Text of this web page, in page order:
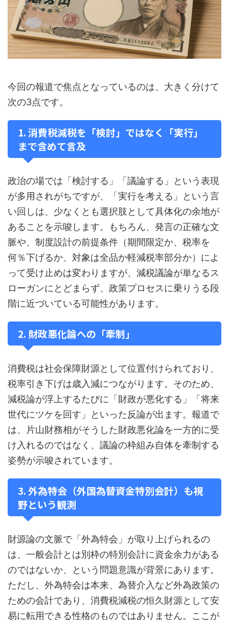
今回の報道で焦点となっているのは、大きく分けて
次の3点です。
1. 消費税減税を「検討」ではなく「実行」
まで含めて言及
政治の場では「検討する」「議論する」という表現
が多用されがちですが、「実行を考える」という言
い回しは、少なくとも選択肢として具体化の余地が
あることを示唆します。もちろん、発言の正確な文
脈や、制度設計の前提条件（期間限定か、税率を
何％下げるか、対象は全品か軽減税率部分か）によ
って受け止めは変わりますが、減税議論が単なるス
ローガンにとどまらず、政策プロセスに乗りうる段
階に近づいている可能性があります。
2. 財政悪化論への「牽制」
消費税は社会保障財源として位置付けられており、
税率引き下げは歳入減につながります。そのため、
減税論が浮上するたびに「財政が悪化する」「将来
世代にツケを回す」といった反論が出ます。報道で
は、片山財務相がそうした財政悪化論を一方的に受
け入れるのではなく、議論の枠組み自体を牽制する
姿勢が示唆されています。
3. 外為特会（外国為替資金特別会計）も視
野という観測
財源論の文脈で「外為特会」が取り上げられるの
は、一般会計とは別枠の特別会計に資金余力がある
のではないか、という問題意識が背景にあります。
ただし、外為特会は本来、為替介入など外為政策の
ための会計であり、消費税減税の恒久財源として安
易に転用できる性格のものではありません。ここが